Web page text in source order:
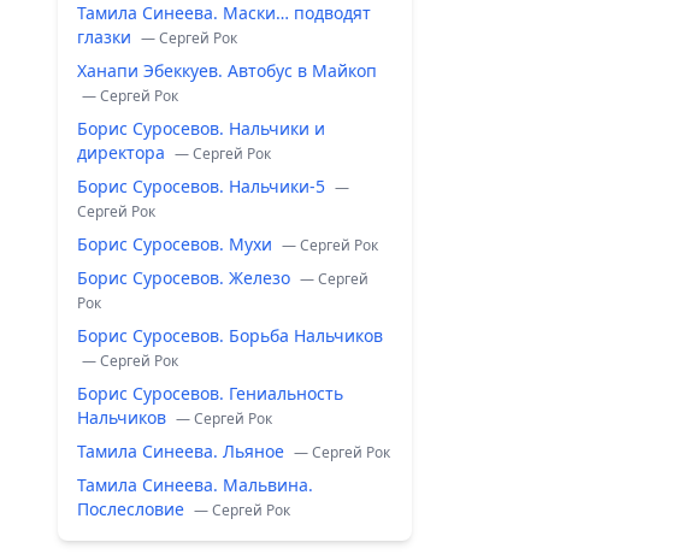
Тамила Синеева. Маски… подводят
глазки — Сергей Рок
Ханапи Эбеккуев. Автобус в Майкоп
— Сергей Рок
Борис Суросевов. Нальчики и
директора — Сергей Рок
Борис Суросевов. Нальчики-5 —
Сергей Рок
Борис Суросевов. Мухи — Сергей Рок
Борис Суросевов. Железо — Сергей
Рок
Борис Суросевов. Борьба Нальчиков
— Сергей Рок
Борис Суросевов. Гениальность
Нальчиков — Сергей Рок
Тамила Синеева. Льяное — Сергей Рок
Тамила Синеева. Мальвина.
Послесловие — Сергей Рок